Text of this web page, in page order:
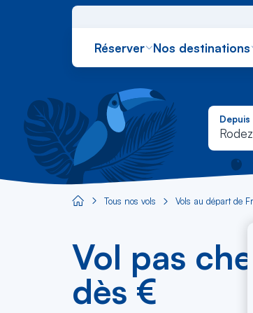
Réserver Nos destinations
Depuis
Aircaraibes.com
Tous nos vols Vols au départ de
Vol pas
dès €